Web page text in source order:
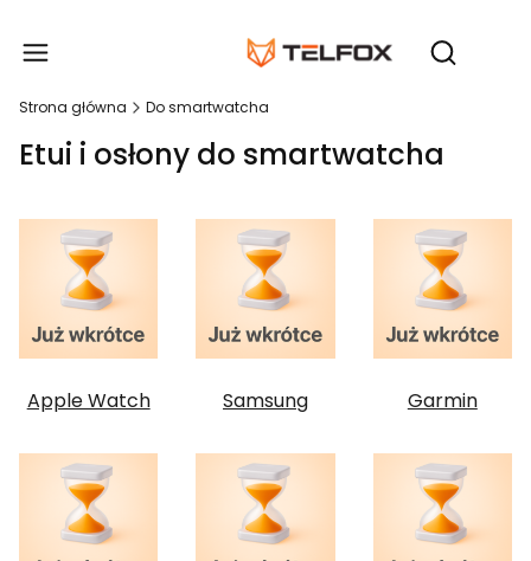
Otwórz
Strona główna Do smartwatcha
Etui i osłony do smartwatcha
Apple Watch Samsung Garmin